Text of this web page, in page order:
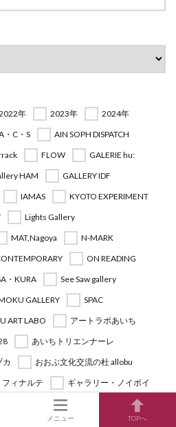
年 2023年
2024年
・C・S
AIN SOPH DISPATCH
FLOW
GALERIE hu:
HAM
GALLERY IDF
IAMAS
KYOTO EXPERIMENT
Lights Gallery
MAT,Nagoya
N-MARK
ON READING
・KURA
See Saw gallery
GALLERY
SPAC
ART LABO
アートラボあいち
あいちトリエンナーレ
おおぶ文化交流の杜 allobu
ィナルテ
ギャラリー・ノイボイ
ギャラリーヴァルール
ャラリーサンセリテ
メニュー TOPへ